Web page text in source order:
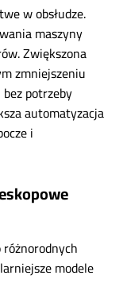
w obsłudze.
maszyny
Zwiększona
zmniejszeniu
potrzeby
automatyzacja
i
modele